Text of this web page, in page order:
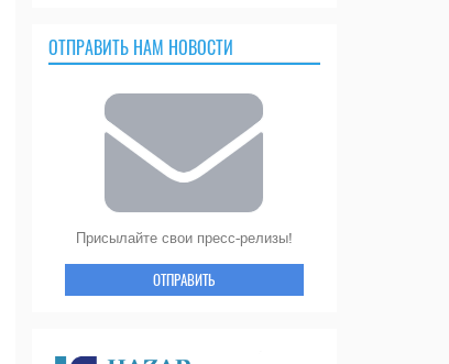
ОТПРАВИТЬ НАМ НОВОСТИ
Присылайте свои пресс-релизы!
ОТПРАВИТЬ